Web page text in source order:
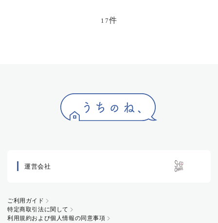
17件
運営会社
ご利用ガイド
特定商取引法に関して
利用規約および個人情報の同意事項